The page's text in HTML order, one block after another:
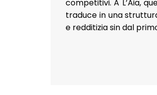
competitivi. A L’Aia,
traduce in una
e redditizia sin dal